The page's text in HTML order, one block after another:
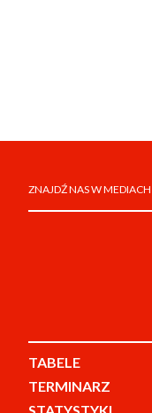
ZNAJDŹ NAS W
TABELE
TERMINARZ